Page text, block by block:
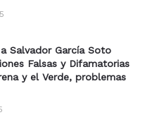
a Salvador García Soto
Falsas y Difamatorias
y el Verde, problemas